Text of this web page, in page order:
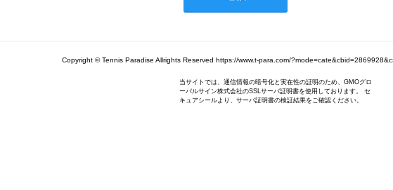
Copyright © Tennis Paradise Allrights Reserved https://www.t-para.com/
当サイトでは、通信情報の暗号化と実在性の証明のため、GMOグロ
ーバルサイン株式会社のSSLサーバ証明書を使用しております。 セ
キュアシールより、サーバ証明書の検証結果をご確認ください。